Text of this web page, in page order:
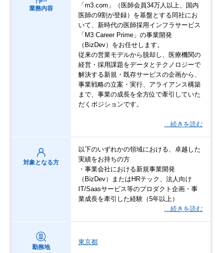
業務内容
「m3.com」（医師会員34万人以上、国内
医師の9割が登録）を基盤とする同社にお
いて、新時代の医師採用インフラサービス
「M3 Career Prime」の事業開発
（BizDev）をお任せします。
従来の営業モデルから脱却し、医療機関の
経営・採用課題をデータとテクノロジーで
解決する新規・既存サービスの企画から、
事業戦略の立案・実行、アライアンス構築
まで、事業の成長を全方位で牽引していた
だくポジションです。
…続きを読む
対象となる方
以下のいずれかの領域における、卓越した
実績をお持ちの方
・事業会社における新規事業開発
（BizDev）またはHRテック、法人向け
IT/Saasサービス等のプロダクト企画・事
業成長を牽引した経験（5年以上）
…続きを読む
勤務地
東京都